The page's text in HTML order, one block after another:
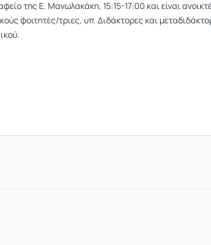
της Ε. Μανωλακάκη, 15:15-17:00 και είναι
φοιτητές/τριες, υπ. Διδάκτορες και